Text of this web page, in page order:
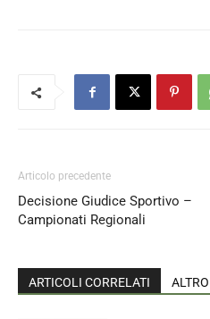
Articolo precedente
Decisione Giudice Sportivo –
Campionati Regionali
ARTICOLI CORRELATI